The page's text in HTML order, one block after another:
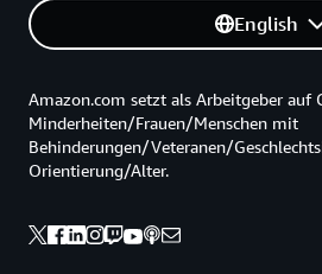
English
Amazon.com setzt als Arbeitgeber auf
Minderheiten/Frauen/Menschen mit
Behinderungen/Veteranen/
Orientierung/Alter.